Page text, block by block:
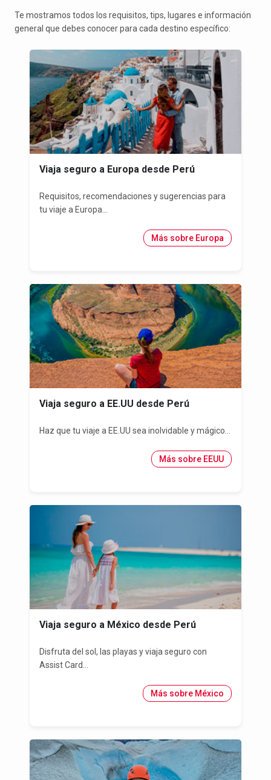
Te mostramos todos los requisitos, tips, lugares e información
general que debes conocer para cada destino específico:
Viaja seguro a Europa desde Perú
Requisitos, recomendaciones y sugerencias para
tu viaje a Europa...
Más sobre Europa
Viaja seguro a EE.UU desde Perú
Haz que tu viaje a EE.UU sea inolvidable y mágico...
Más sobre EEUU
Viaja seguro a México desde Perú
Disfruta del sol, las playas y viaja seguro con
Assist Card...
Más sobre México